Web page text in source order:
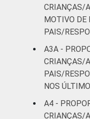
RENDA
FAMILIAR
CRIANÇAS/
MOTIVO DE
PAIS/
A3A -
CRIANÇAS/
PAIS/
NOS
A4 -
CRIANÇAS/